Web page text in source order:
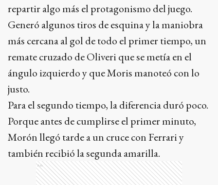
repartir algo más el protagonismo del juego.
Generó algunos tiros de esquina y la maniobra
más cercana al gol de todo el primer tiempo, un
remate cruzado de Oliveri que se metía en el
ángulo izquierdo y que Moris manoteó con lo
justo.
Para el segundo tiempo, la diferencia duró poco.
Porque antes de cumplirse el primer minuto,
Morón llegó tarde a un cruce con Ferrari y
también recibió la segunda amarilla.
Ads